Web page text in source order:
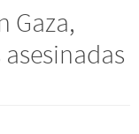
Gaza,